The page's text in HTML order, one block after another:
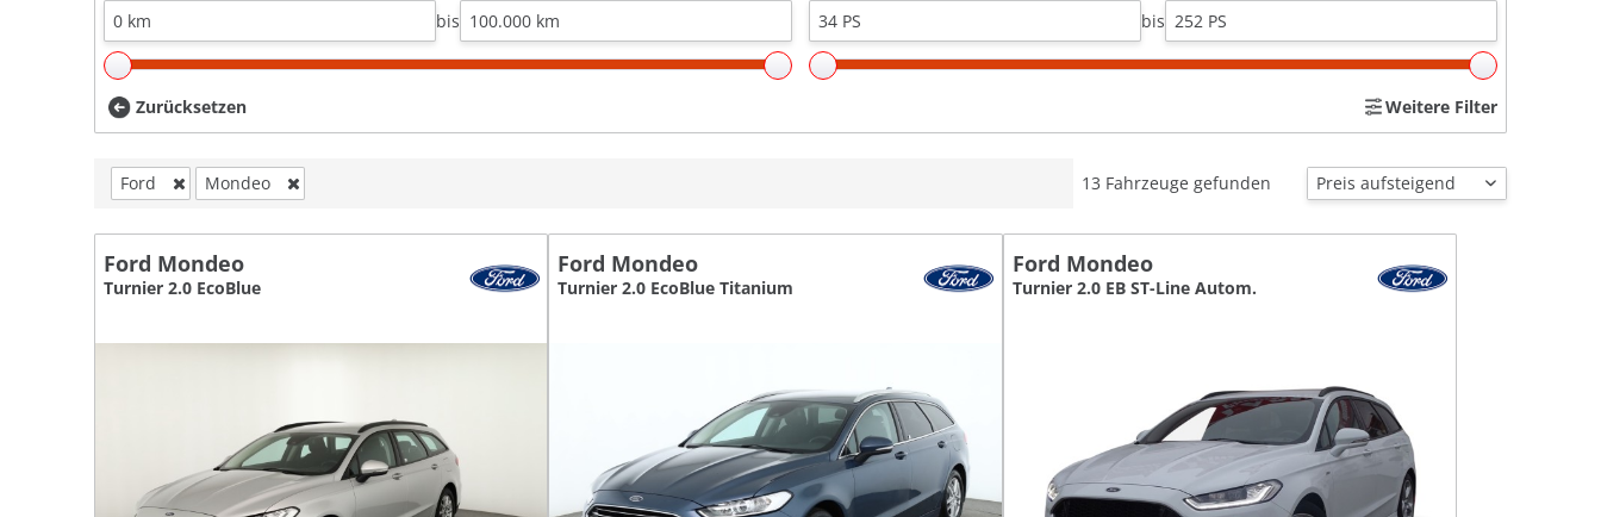
bis
bis
Zurücksetzen Weitere Filter
Ford Mondeo 13 Fahrzeuge gefunden
Ford Mondeo
Turnier 2.0 EcoBlue
Ford Mondeo
Turnier 2.0 EcoBlue Titanium
Ford Mondeo
Turnier 2.0 EB ST-Line Autom.